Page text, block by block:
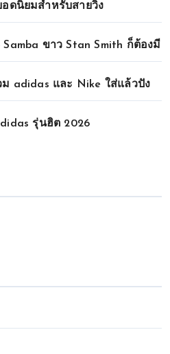
อดนิยมสำหรับสายวิ่ง
ขาว Stan Smith ก็ต้องมี
adidas และ Nike ใส่แล้วปัง
รุ่นฮิต 2026